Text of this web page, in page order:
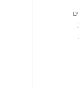
לדרך… מה שלומכם ושלומכן הבוקר? במאמר זה אני אסביר: 1.
מהו דמיון מודרך עצמי? 2. דמיון מודרך עצמי ויצירת מציאות. 3.